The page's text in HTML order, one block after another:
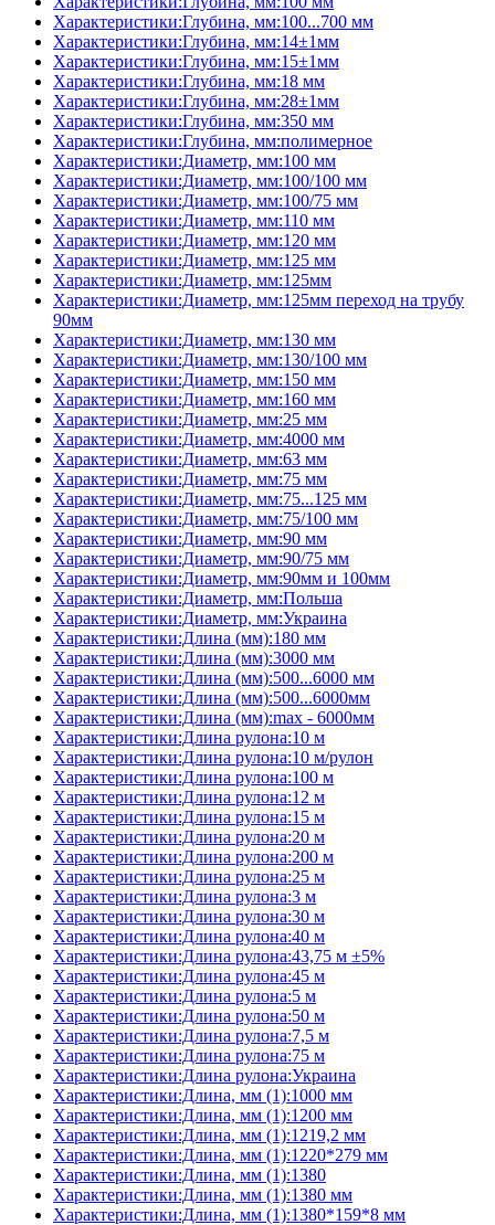
Характеристики:Глубина, мм:100...700 мм
Характеристики:Глубина, мм:14±1мм
Характеристики:Глубина, мм:15±1мм
Характеристики:Глубина, мм:18 мм
Характеристики:Глубина, мм:28±1мм
Характеристики:Глубина, мм:350 мм
Характеристики:Глубина, мм:полимерное
Характеристики:Диаметр, мм:100 мм
Характеристики:Диаметр, мм:100/100 мм
Характеристики:Диаметр, мм:100/75 мм
Характеристики:Диаметр, мм:110 мм
Характеристики:Диаметр, мм:120 мм
Характеристики:Диаметр, мм:125 мм
Характеристики:Диаметр, мм:125мм
Характеристики:Диаметр, мм:125мм переход на трубу
90мм
Характеристики:Диаметр, мм:130 мм
Характеристики:Диаметр, мм:130/100 мм
Характеристики:Диаметр, мм:150 мм
Характеристики:Диаметр, мм:160 мм
Характеристики:Диаметр, мм:25 мм
Характеристики:Диаметр, мм:4000 мм
Характеристики:Диаметр, мм:63 мм
Характеристики:Диаметр, мм:75 мм
Характеристики:Диаметр, мм:75...125 мм
Характеристики:Диаметр, мм:75/100 мм
Характеристики:Диаметр, мм:90 мм
Характеристики:Диаметр, мм:90/75 мм
Характеристики:Диаметр, мм:90мм и 100мм
Характеристики:Диаметр, мм:Польша
Характеристики:Диаметр, мм:Украина
Характеристики:Длина (мм):180 мм
Характеристики:Длина (мм):3000 мм
Характеристики:Длина (мм):500...6000 мм
Характеристики:Длина (мм):500...6000мм
Характеристики:Длина (мм):max - 6000мм
Характеристики:Длина рулона:10 м
Характеристики:Длина рулона:10 м/рулон
Характеристики:Длина рулона:100 м
Характеристики:Длина рулона:12 м
Характеристики:Длина рулона:15 м
Характеристики:Длина рулона:20 м
Характеристики:Длина рулона:200 м
Характеристики:Длина рулона:25 м
Характеристики:Длина рулона:3 м
Характеристики:Длина рулона:30 м
Характеристики:Длина рулона:40 м
Характеристики:Длина рулона:43,75 м ±5%
Характеристики:Длина рулона:45 м
Характеристики:Длина рулона:5 м
Характеристики:Длина рулона:50 м
Характеристики:Длина рулона:7,5 м
Характеристики:Длина рулона:75 м
Характеристики:Длина рулона:Украина
Характеристики:Длина, мм (1):1000 мм
Характеристики:Длина, мм (1):1200 мм
Характеристики:Длина, мм (1):1219,2 мм
Характеристики:Длина, мм (1):1220*279 мм
Характеристики:Длина, мм (1):1380
Характеристики:Длина, мм (1):1380 мм
Характеристики:Длина, мм (1):1380*159*8 мм